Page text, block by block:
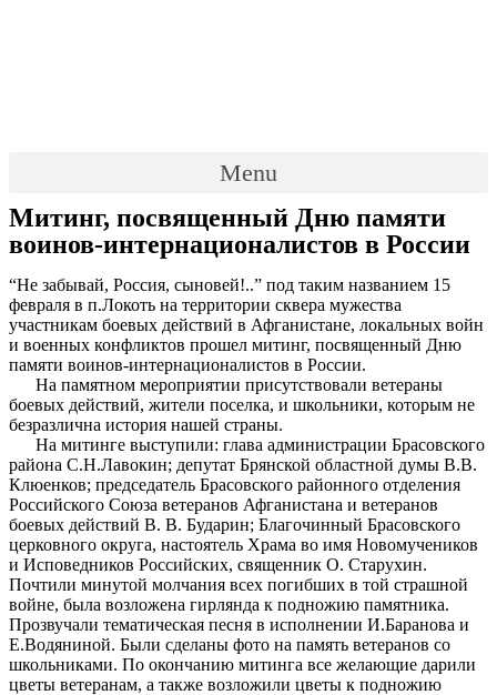
Menu
Митинг, посвященный Дню памяти
воинов-интернационалистов в России
“Не забывай, Россия, сыновей!..” под таким названием 15
февраля в п.Локоть на территории сквера мужества
участникам боевых действий в Афганистане, локальных войн
и военных конфликтов прошел митинг, посвященный Дню
памяти воинов-интернационалистов в России.
На памятном мероприятии присутствовали ветераны
боевых действий, жители поселка, и школьники, которым не
безразлична история нашей страны.
На митинге выступили: глава администрации Брасовского
района С.Н.Лавокин; депутат Брянской областной думы В.В.
Клюенков; председатель Брасовского районного отделения
Российского Союза ветеранов Афганистана и ветеранов
боевых действий В. В. Бударин; Благочинный Брасовского
церковного округа, настоятель Храма во имя Новомучеников
и Исповедников Российских, священник О. Старухин.
Почтили минутой молчания всех погибших в той страшной
войне, была возложена гирлянда к подножию памятника.
Прозвучали тематическая песня в исполнении И.Баранова и
Е.Водяниной. Были сделаны фото на память ветеранов со
школьниками. По окончанию митинга все желающие дарили
цветы ветеранам, а также возложили цветы к подножию